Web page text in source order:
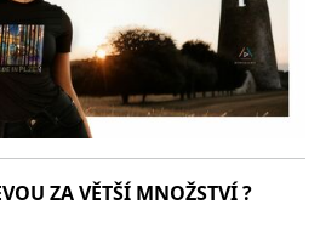
OU ZA VĚTŠÍ MNOŽSTVÍ ?